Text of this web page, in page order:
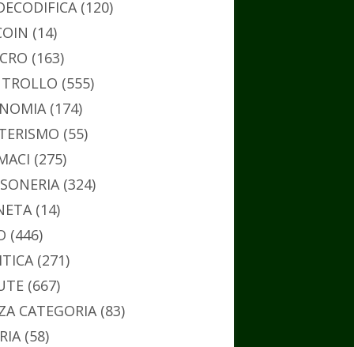
(120)
(14)
(163)
(555)
(174)
(55)
(275)
(324)
(14)
(446)
(271)
(667)
CATEGORIA(83)
(58)